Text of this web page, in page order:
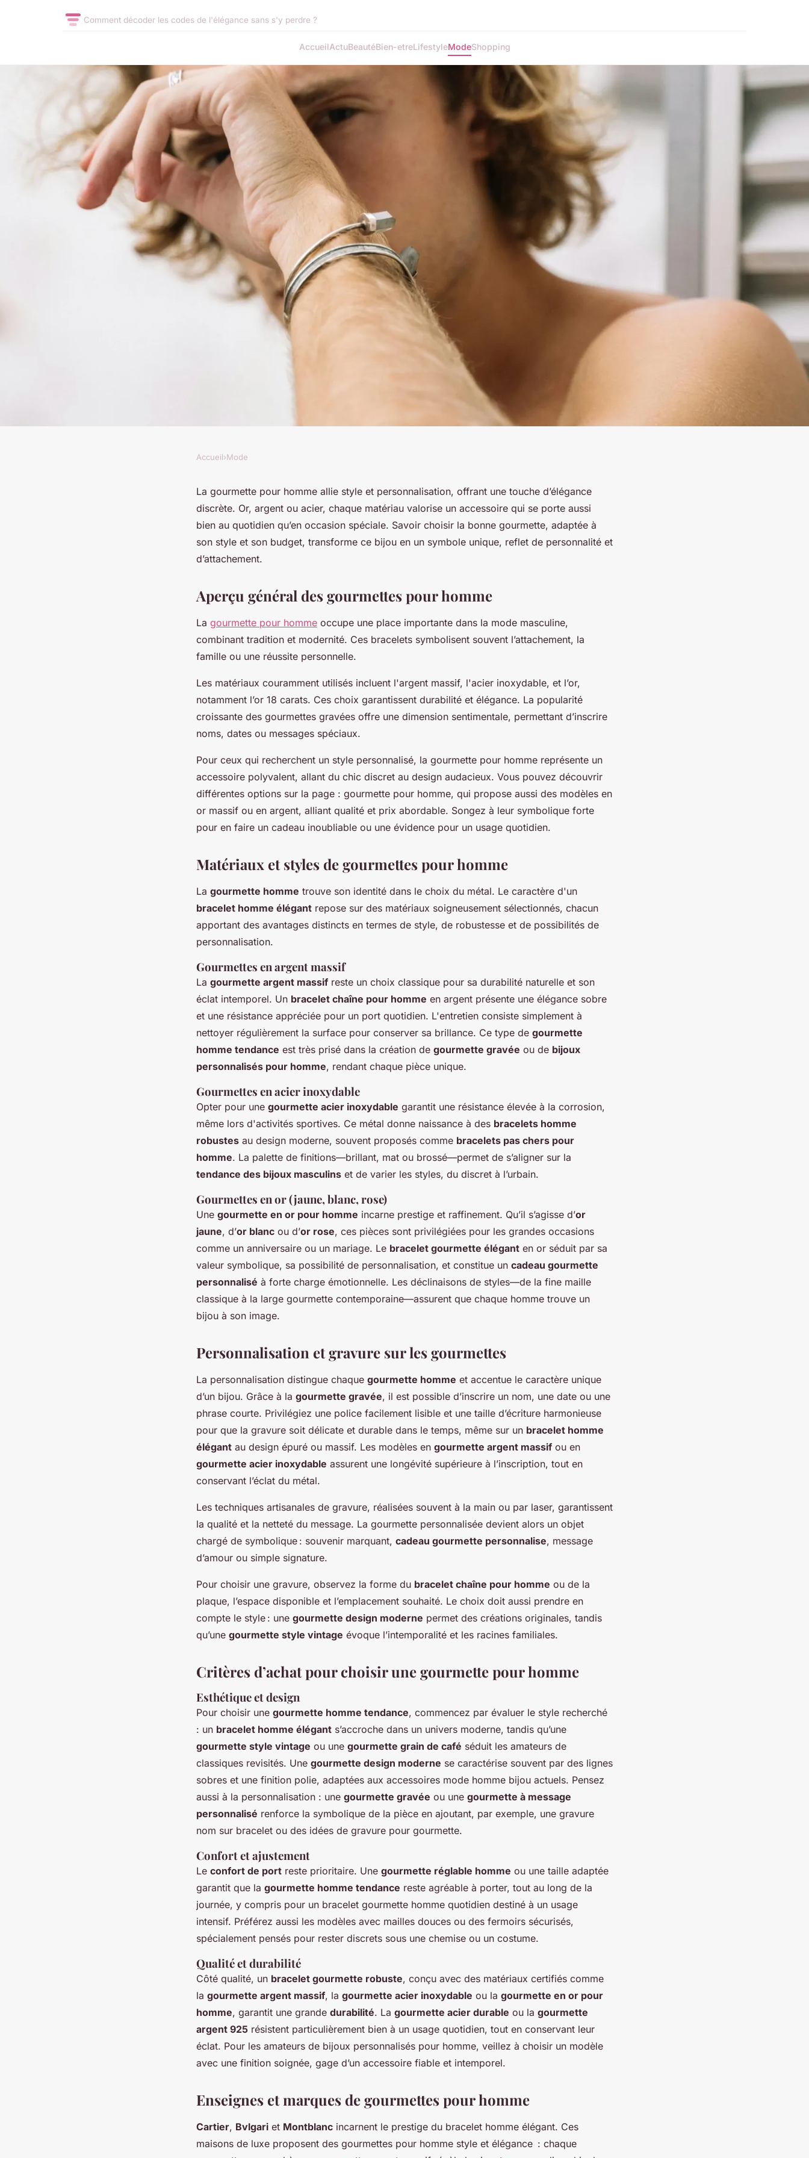
Comment décoder les codes de l'élégance sans s'y perdre ?
AccueilActuBeautéBien-etreLifestyleModeShopping
Gourmette pour homme : style et
élégance à portée de main
7 min de lecture
Accueil›Mode
La gourmette pour homme allie style et personnalisation, offrant une touche d’élégance
discrète. Or, argent ou acier, chaque matériau valorise un accessoire qui se porte aussi
bien au quotidien qu’en occasion spéciale. Savoir choisir la bonne gourmette, adaptée à
son style et son budget, transforme ce bijou en un symbole unique, reflet de personnalité et
d’attachement.
Aperçu général des gourmettes pour homme
La gourmette pour homme occupe une place importante dans la mode masculine,
combinant tradition et modernité. Ces bracelets symbolisent souvent l’attachement, la
famille ou une réussite personnelle.
Les matériaux couramment utilisés incluent l'argent massif, l'acier inoxydable, et l’or,
notamment l’or 18 carats. Ces choix garantissent durabilité et élégance. La popularité
croissante des gourmettes gravées offre une dimension sentimentale, permettant d’inscrire
noms, dates ou messages spéciaux.
Pour ceux qui recherchent un style personnalisé, la gourmette pour homme représente un
accessoire polyvalent, allant du chic discret au design audacieux. Vous pouvez découvrir
différentes options sur la page : gourmette pour homme, qui propose aussi des modèles en
or massif ou en argent, alliant qualité et prix abordable. Songez à leur symbolique forte
pour en faire un cadeau inoubliable ou une évidence pour un usage quotidien.
Matériaux et styles de gourmettes pour homme
La gourmette homme trouve son identité dans le choix du métal. Le caractère d'un
bracelet homme élégant repose sur des matériaux soigneusement sélectionnés, chacun
apportant des avantages distincts en termes de style, de robustesse et de possibilités de
personnalisation.
Gourmettes en argent massif
La gourmette argent massif reste un choix classique pour sa durabilité naturelle et son
éclat intemporel. Un bracelet chaîne pour homme en argent présente une élégance sobre
et une résistance appréciée pour un port quotidien. L'entretien consiste simplement à
nettoyer régulièrement la surface pour conserver sa brillance. Ce type de gourmette
homme tendance est très prisé dans la création de gourmette gravée ou de bijoux
personnalisés pour homme, rendant chaque pièce unique.
Gourmettes en acier inoxydable
Opter pour une gourmette acier inoxydable garantit une résistance élevée à la corrosion,
même lors d'activités sportives. Ce métal donne naissance à des bracelets homme
robustes au design moderne, souvent proposés comme bracelets pas chers pour
homme. La palette de finitions—brillant, mat ou brossé—permet de s’aligner sur la
tendance des bijoux masculins et de varier les styles, du discret à l’urbain.
Gourmettes en or (jaune, blanc, rose)
Une gourmette en or pour homme incarne prestige et raffinement. Qu’il s’agisse d’or
jaune, d’or blanc ou d’or rose, ces pièces sont privilégiées pour les grandes occasions
comme un anniversaire ou un mariage. Le bracelet gourmette élégant en or séduit par sa
valeur symbolique, sa possibilité de personnalisation, et constitue un cadeau gourmette
personnalisé à forte charge émotionnelle. Les déclinaisons de styles—de la fine maille
classique à la large gourmette contemporaine—assurent que chaque homme trouve un
bijou à son image.
Personnalisation et gravure sur les gourmettes
La personnalisation distingue chaque gourmette homme et accentue le caractère unique
d’un bijou. Grâce à la gourmette gravée, il est possible d’inscrire un nom, une date ou une
phrase courte. Privilégiez une police facilement lisible et une taille d’écriture harmonieuse
pour que la gravure soit délicate et durable dans le temps, même sur un bracelet homme
élégant au design épuré ou massif. Les modèles en gourmette argent massif ou en
gourmette acier inoxydable assurent une longévité supérieure à l’inscription, tout en
conservant l’éclat du métal.
Les techniques artisanales de gravure, réalisées souvent à la main ou par laser, garantissent
la qualité et la netteté du message. La gourmette personnalisée devient alors un objet
chargé de symbolique : souvenir marquant, cadeau gourmette personnalise, message
d’amour ou simple signature.
Pour choisir une gravure, observez la forme du bracelet chaîne pour homme ou de la
plaque, l’espace disponible et l’emplacement souhaité. Le choix doit aussi prendre en
compte le style : une gourmette design moderne permet des créations originales, tandis
qu’une gourmette style vintage évoque l’intemporalité et les racines familiales.
Critères d’achat pour choisir une gourmette pour homme
Esthétique et design
Pour choisir une gourmette homme tendance, commencez par évaluer le style recherché
: un bracelet homme élégant s’accroche dans un univers moderne, tandis qu’une
gourmette style vintage ou une gourmette grain de café séduit les amateurs de
classiques revisités. Une gourmette design moderne se caractérise souvent par des lignes
sobres et une finition polie, adaptées aux accessoires mode homme bijou actuels. Pensez
aussi à la personnalisation : une gourmette gravée ou une gourmette à message
personnalisé renforce la symbolique de la pièce en ajoutant, par exemple, une gravure
nom sur bracelet ou des idées de gravure pour gourmette.
Confort et ajustement
Le confort de port reste prioritaire. Une gourmette réglable homme ou une taille adaptée
garantit que la gourmette homme tendance reste agréable à porter, tout au long de la
journée, y compris pour un bracelet gourmette homme quotidien destiné à un usage
intensif. Préférez aussi les modèles avec mailles douces ou des fermoirs sécurisés,
spécialement pensés pour rester discrets sous une chemise ou un costume.
Qualité et durabilité
Côté qualité, un bracelet gourmette robuste, conçu avec des matériaux certifiés comme
la gourmette argent massif, la gourmette acier inoxydable ou la gourmette en or pour
homme, garantit une grande durabilité. La gourmette acier durable ou la gourmette
argent 925 résistent particulièrement bien à un usage quotidien, tout en conservant leur
éclat. Pour les amateurs de bijoux personnalisés pour homme, veillez à choisir un modèle
avec une finition soignée, gage d’un accessoire fiable et intemporel.
Enseignes et marques de gourmettes pour homme
Cartier, Bvlgari et Montblanc incarnent le prestige du bracelet homme élégant. Ces
maisons de luxe proposent des gourmettes pour homme style et élégance : chaque